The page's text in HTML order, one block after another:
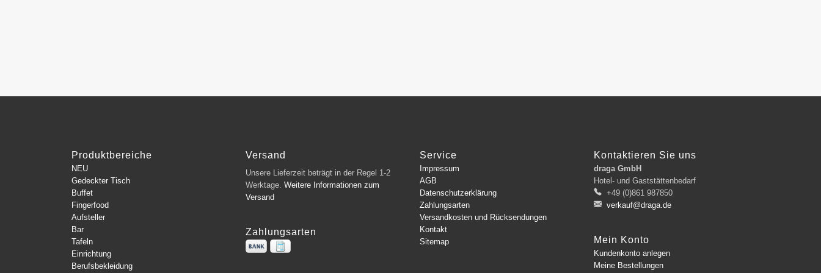
Produktbereiche
NEU
Gedeckter Tisch
Buffet
Fingerfood
Aufsteller
Bar
Tafeln
Einrichtung
Berufsbekleidung
Versand
Unsere Lieferzeit beträgt in der Regel 1-2
Werktage. Weitere Informationen zum
Versand
Zahlungsarten
Service
Impressum
AGB
Datenschutzerklärung
Zahlungsarten
Versandkosten und Rücksendungen
Kontakt
Sitemap
Kontaktieren Sie uns
draga GmbH
Hotel- und Gaststättenbedarf
+49 (0)861 987850
verkauf@draga.de
Mein Konto
Kundenkonto anlegen
Meine Bestellungen